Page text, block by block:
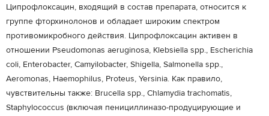
Ципрофлоксацин, входящий в состав препарата, относится к
группе фторхинолонов и обладает широким спектром
противомикробного действия. Ципрофлоксацин активен в
отношении Pseudomonas aeruginosa, Klebsiella spp., Escherichia
coli, Enterobacter, Camyilobacter, Shigella, Salmonella spp.,
Aeromonas, Haemophilus, Proteus, Yersinia. Как правило,
чувствительны также: Brucella spp., Chlamydia trachomatis,
Staphylococcus (включая пенициллиназо-продуцирующие и